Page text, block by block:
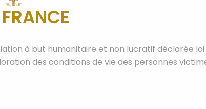
à but humanitaire et non lucratif déclarée loi
des conditions de vie des personnes